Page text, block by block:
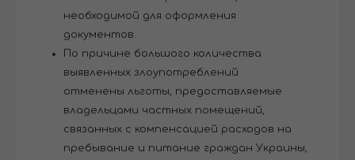
необходимой для оформления
документов.
По причине большого количества
выявленных злоупотреблений
отменены льготы, предоставляемые
владельцами частных помещений,
связанных с компенсацией расходов на
пребывание и питание граждан Украины,